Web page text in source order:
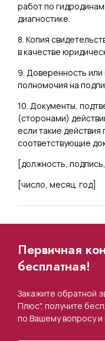
работ по
диагностике.
8. Копия
в качестве
9. Доверенность
полномочия на
10. Документы,
(сторонами)
если такие
соответствующие
[должность,
[число, месяц, год]
Первичная
бесплатная!
Закажите обратной
Плюс", получите
по Вашему вопросу